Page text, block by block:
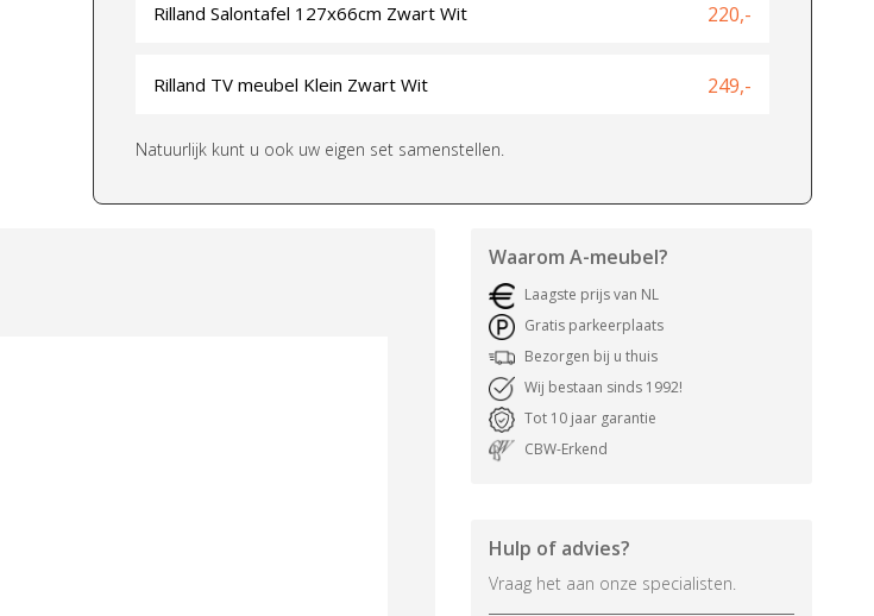
Rilland Salontafel 127x66cm Zwart Wit 220,-
Rilland TV meubel Klein Zwart Wit 249,-
Natuurlijk kunt u ook uw eigen set samenstellen.
Waarom A-meubel?
Laagste prijs van NL
Gratis parkeerplaats
Bezorgen bij u thuis
Wij bestaan sinds 1992!
Tot 10 jaar garantie
CBW-Erkend
Hulp of advies?
Vraag het aan onze specialisten.